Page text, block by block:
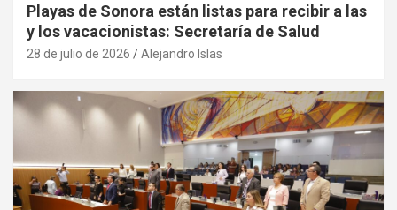
Playas de Sonora están listas para recibir a las
y los vacacionistas: Secretaría de Salud
28 de julio de 2026 Alejandro Islas